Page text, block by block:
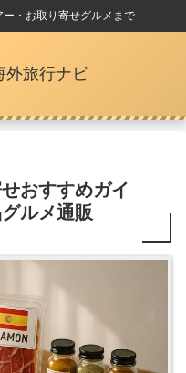
・お取り寄せグルメまで
外旅行ナビ
おすすめガイ
ルメ通販